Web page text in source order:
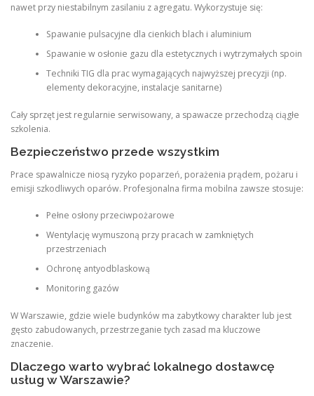
nawet przy niestabilnym zasilaniu z agregatu. Wykorzystuje się:
Spawanie pulsacyjne dla cienkich blach i aluminium
Spawanie w osłonie gazu dla estetycznych i wytrzymałych spoin
Techniki TIG dla prac wymagających najwyższej precyzji (np.
elementy dekoracyjne, instalacje sanitarne)
Cały sprzęt jest regularnie serwisowany, a spawacze przechodzą ciągłe
szkolenia.
Bezpieczeństwo przede wszystkim
Prace spawalnicze niosą ryzyko poparzeń, porażenia prądem, pożaru i
emisji szkodliwych oparów. Profesjonalna firma mobilna zawsze stosuje:
Pełne osłony przeciwpożarowe
Wentylację wymuszoną przy pracach w zamkniętych
przestrzeniach
Ochronę antyodblaskową
Monitoring gazów
W Warszawie, gdzie wiele budynków ma zabytkowy charakter lub jest
gęsto zabudowanych, przestrzeganie tych zasad ma kluczowe
znaczenie.
Dlaczego warto wybrać lokalnego dostawcę
usług w Warszawie?